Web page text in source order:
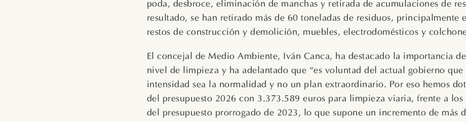
poda, desbroce, eliminación de manchas y retirada de acumulaciones de
resultado, se han retirado más de 60 toneladas de residuos, principalmente
restos de construcción y demolición, muebles, electrodomésticos y
El concejal de Medio Ambiente, Iván Canca, ha destacado la importancia
nivel de limpieza y ha adelantado que “es voluntad del actual gobierno que
intensidad sea la normalidad y no un plan extraordinario. Por eso hemos
del presupuesto 2026 con 3.373.589 euros para limpieza viaria, frente a
del presupuesto prorrogado de 2023, lo que supone un incremento de más